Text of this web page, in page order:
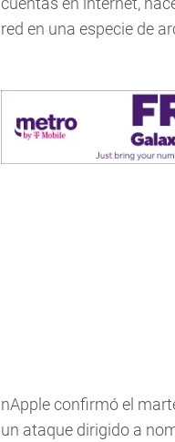
red en una especie de
nApple confirmó el
un ataque dirigido a